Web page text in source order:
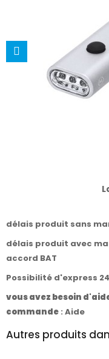
délais produit sans
délais produit avec
accord BAT
Possibilité d'express
vous avez besoin
commande : Aide
Autres produits